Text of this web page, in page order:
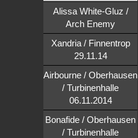
Alissa White-Gluz /
Arch Enemy
Xandria / Finnentrop
29.11.14
Airbourne / Oberhausen
/ Turbinenhalle
06.11.2014
Bonafide / Oberhausen
/ Turbinenhalle